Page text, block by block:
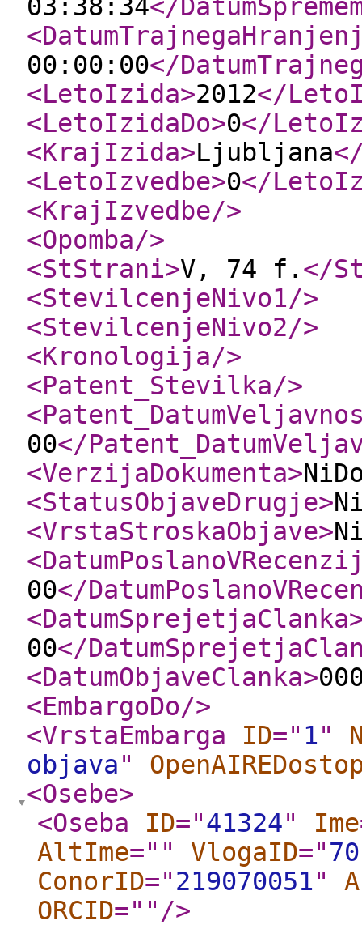
03:38:34</
00:00:00</
<LetoIzida>2012</
<LetoIzidaDo>0</
<KrajIzida>Ljubljana
<LetoIzvedbe>0</
<KrajIzvedbe/>
<Opomba/>
<StStrani>V, 74 f. </
<StevilcenjeNivo1/>
<StevilcenjeNivo2/>
<Kronologija/>
<Patent_Stevilka/>
00</
<VerzijaDokumenta>
<StatusObjaveDrugje>
<VrstaStroskaObjave>
00</
<DatumSprejetjaClanka
00</
<DatumObjaveClanka>
<EmbargoDo/>
<VrstaEmbarga
ID=" 1"
objava"
<Osebe>
<Oseba
ID="41324" Ime
AltIme=" " VlogaID="70
ConorID="219070051"
ORCID=" " />